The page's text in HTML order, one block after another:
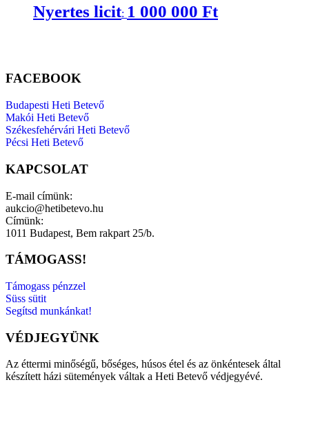
Nyertes licit: 1 000 000 Ft
FACEBOOK
Budapesti Heti Betevő
Makói Heti Betevő
Székesfehérvári Heti Betevő
Pécsi Heti Betevő
KAPCSOLAT
E-mail címünk:
aukcio@hetibetevo.hu
Címünk:
1011 Budapest, Bem rakpart 25/b.
TÁMOGASS!
Támogass pénzzel
Süss sütit
Segítsd munkánkat!
VÉDJEGYÜNK
Az éttermi minőségű, bőséges, húsos étel és az önkéntesek által
készített házi sütemények váltak a Heti Betevő védjegyévé.